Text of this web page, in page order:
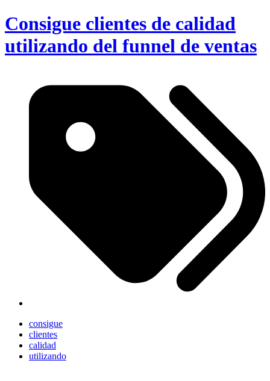
Consigue clientes de calidad
utilizando del funnel de ventas
consigue
clientes
calidad
utilizando